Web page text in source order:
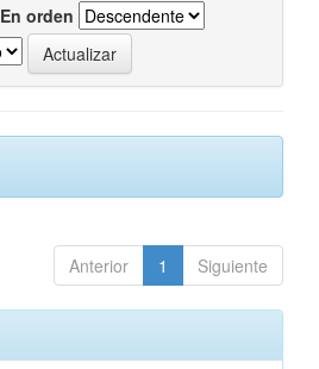
En orden
Anterior 1 Siguiente